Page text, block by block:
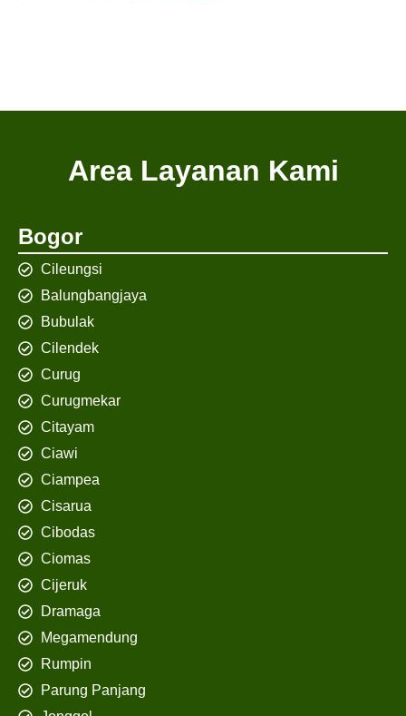
Area Layanan Kami
Bogor
Cileungsi
Balungbangjaya
Bubulak
Cilendek
Curug
Curugmekar
Citayam
Ciawi
Ciampea
Cisarua
Cibodas
Ciomas
Cijeruk
Dramaga
Megamendung
Rumpin
Parung Panjang